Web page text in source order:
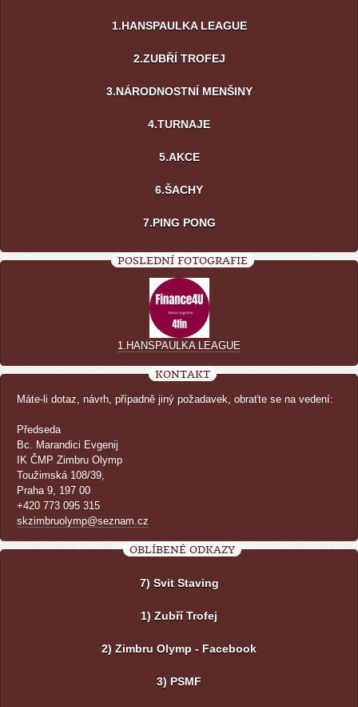
1.HANSPAULKA LEAGUE
2.ZUBŘÍ TROFEJ
3.NÁRODNOSTNÍ MENŠINY
4.TURNAJE
5.AKCE
6.ŠACHY
7.PING PONG
POSLEDNÍ FOTOGRAFIE
1.HANSPAULKA LEAGUE
KONTAKT
Máte-li dotaz, návrh, případně jiný požadavek, obraťte se na vedení:
Předseda
Bc. Marandici Evgenij
IK ČMP Zimbru Olymp
Toužimská 108/39,
Praha 9, 197 00
+420 773 095 315
skzimbruolymp@seznam.cz
OBLÍBENÉ ODKAZY
7) Svit Staving
1) Zubří Trofej
2) Zimbru Olymp - Facebook
3) PSMF